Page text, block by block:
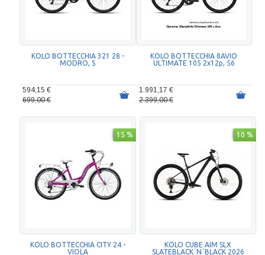
KOLO BOTTECCHIA 321 28 -
MODRO, S
594,15 €
699,00 €
KOLO BOTTECCHIA 8AVIO
ULTIMATE 105 2x12p, 56
1.991,17 €
2.399,00 €
15 %
KOLO BOTTECCHIA CITY 24 -
VIOLA
10 %
KOLO CUBE AIM SLX
SLATEBLACK´N´BLACK 2026